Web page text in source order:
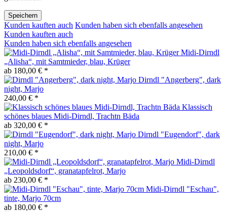
Speichern
Kunden kauften auch Kunden haben sich ebenfalls angesehen
Kunden kauften auch
Kunden haben sich ebenfalls angesehen
Midi-Dirndl
„Alisha“, mit Samtmieder, blau, Krüger
ab 180,00 € *
Dirndl "Angerberg", dark
night, Marjo
240,00 € *
Klassisch
schönes blaues Midi-Dirndl, Trachtn Bäda
ab 320,00 € *
Dirndl "Eugendorf", dark
night, Marjo
210,00 € *
Midi-Dirndl
„Leopoldsdorf“, granatapfelrot, Marjo
ab 230,00 € *
Midi-Dirndl "Eschau",
tinte, Marjo 70cm
ab 180,00 € *